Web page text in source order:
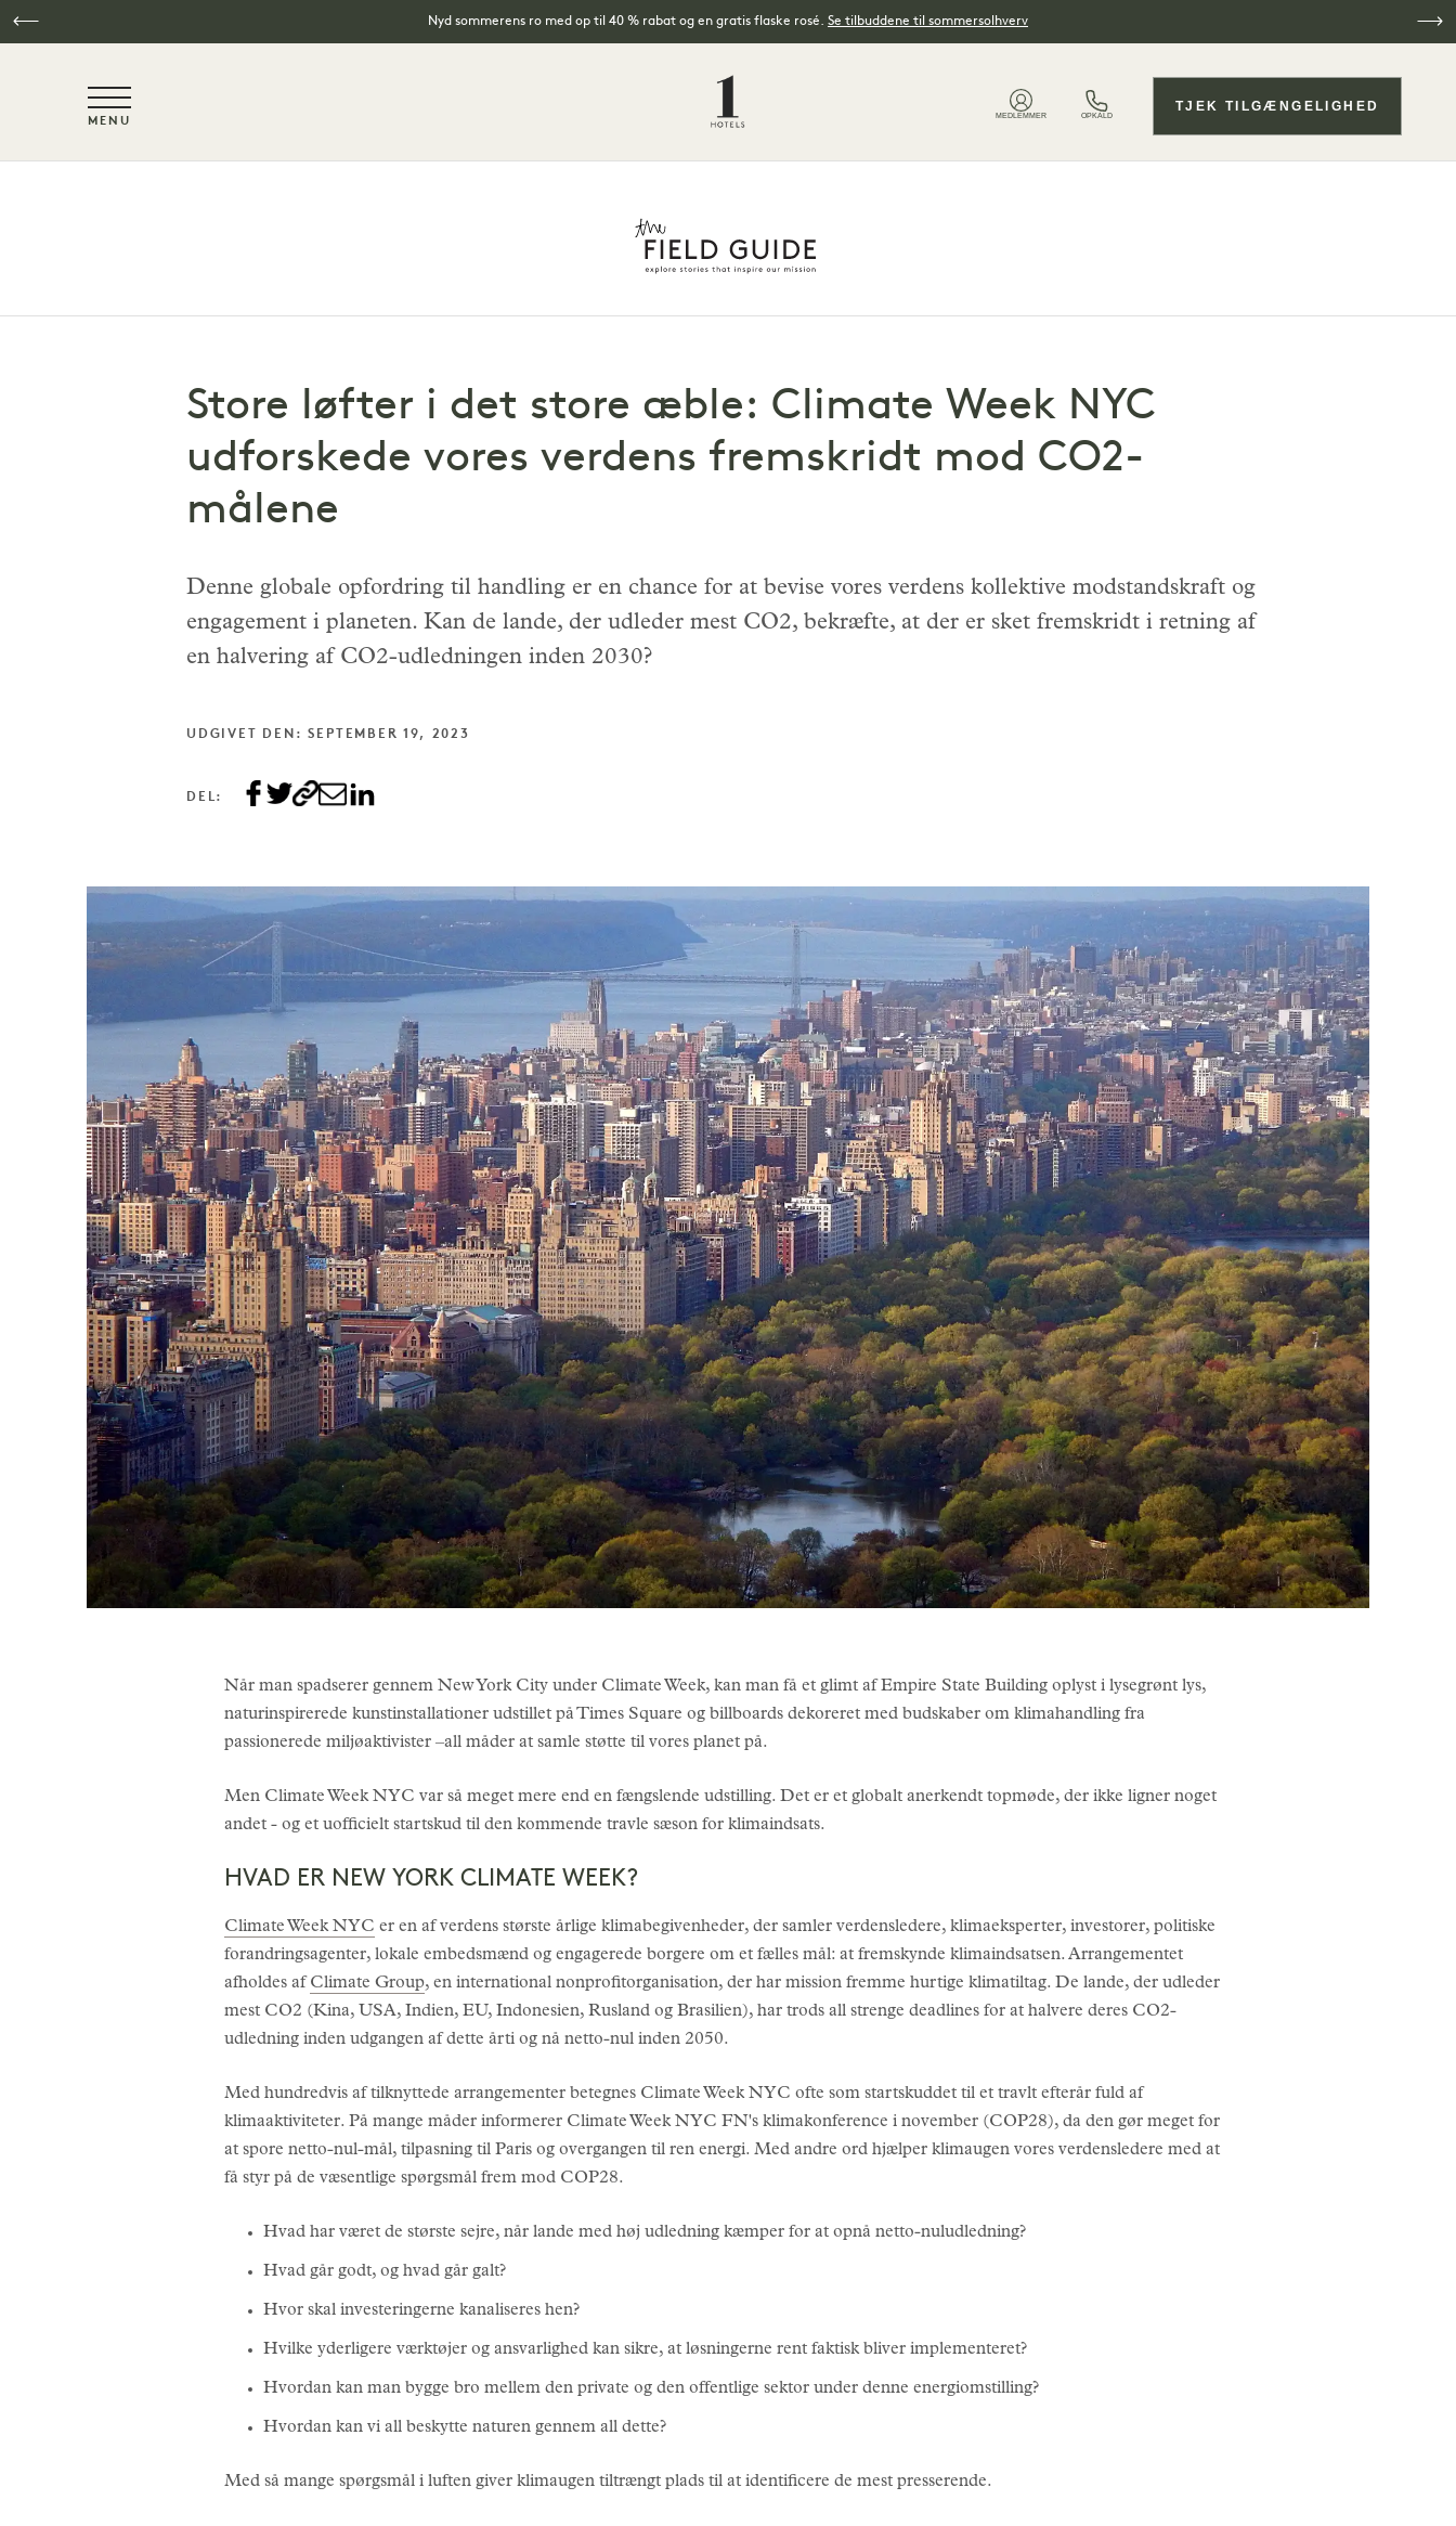
Nyd sommerens ro med op til 40 % rabat og en gratis flaske rosé. Se tilbuddene til sommersolhverv
NaN / 6
MENU MEDLEMMER OPKALD
TJEK TILGÆNGELIGHED
Store løfter i det store æble: Climate Week NYC
udforskede vores verdens fremskridt mod CO2-
målene
Denne globale opfordring til handling er en chance for at bevise vores verdens kollektive modstandskraft og
engagement i planeten. Kan de lande, der udleder mest CO2, bekræfte, at der er sket fremskridt i retning af
en halvering af CO2-udledningen inden 2030?
UDGIVET DEN: SEPTEMBER 19, 2023
DEL:
Når man spadserer gennem New York City under Climate Week, kan man få et glimt af Empire State Building oplyst i lysegrønt lys,
naturinspirerede kunstinstallationer udstillet på Times Square og billboards dekoreret med budskaber om klimahandling fra
passionerede miljøaktivister –all måder at samle støtte til vores planet på.
Men Climate Week NYC var så meget mere end en fængslende udstilling. Det er et globalt anerkendt topmøde, der ikke ligner noget
andet - og et uofficielt startskud til den kommende travle sæson for klimaindsats.
HVAD ER NEW YORK CLIMATE WEEK?
Climate Week NYC er en af verdens største årlige klimabegivenheder, der samler verdensledere, klimaeksperter, investorer, politiske
forandringsagenter, lokale embedsmænd og engagerede borgere om et fælles mål: at fremskynde klimaindsatsen. Arrangementet
afholdes af Climate Group, en international nonprofitorganisation, der har mission fremme hurtige klimatiltag. De lande, der udleder
mest CO2 (Kina, USA, Indien, EU, Indonesien, Rusland og Brasilien), har trods all strenge deadlines for at halvere deres CO2-
udledning inden udgangen af dette årti og nå netto-nul inden 2050.
Med hundredvis af tilknyttede arrangementer betegnes Climate Week NYC ofte som startskuddet til et travlt efterår fuld af
klimaaktiviteter. På mange måder informerer Climate Week NYC FN's klimakonference i november (COP28), da den gør meget for
at spore netto-nul-mål, tilpasning til Paris og overgangen til ren energi. Med andre ord hjælper klimaugen vores verdensledere med at
få styr på de væsentlige spørgsmål frem mod COP28.
Hvad har været de største sejre, når lande med høj udledning kæmper for at opnå netto-nuludledning?
Hvad går godt, og hvad går galt?
Hvor skal investeringerne kanaliseres hen?
Hvilke yderligere værktøjer og ansvarlighed kan sikre, at løsningerne rent faktisk bliver implementeret?
Hvordan kan man bygge bro mellem den private og den offentlige sektor under denne energiomstilling?
Hvordan kan vi all beskytte naturen gennem all dette?
Med så mange spørgsmål i luften giver klimaugen tiltrængt plads til at identificere de mest presserende.